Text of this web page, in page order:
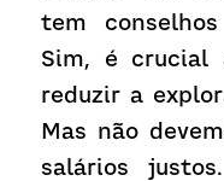
tem
Sim, é crucial
reduzir a
Mas não
salários